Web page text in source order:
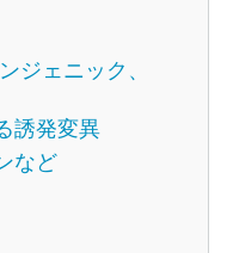
ジェニック、
誘発変異
など